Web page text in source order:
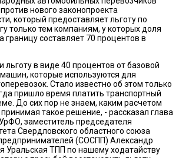
нового законопроекта
который предоставляет льготу по
только тем компаниям, у которых доля
границу составляет 70 процентов в
льготу в виде 40 процентов от базовой
которые используются для
Стало известно об этом только
пришло время платить транспортный
До сих пор не знаем, каким расчетом
такое решение, - рассказал глава
заместитель председателя
Свердловского областного союза
(СОСПП) Александр
Уральская ТПП по нашему ходатайству